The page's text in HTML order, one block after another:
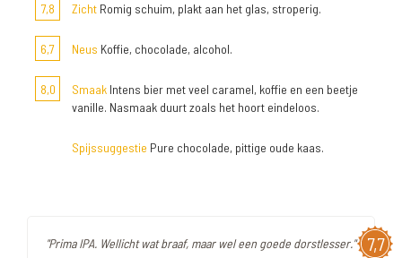
7,8
Zicht Romig schuim, plakt aan het glas, stroperig.
6,7 Neus Koffie, chocolade, alcohol.
8,0 Smaak Intens bier met veel caramel, koffie en een beetje
vanille. Nasmaak duurt zoals het hoort eindeloos.
Spijssuggestie Pure chocolade, pittige oude kaas.
7,7
"Prima IPA. Wellicht wat braaf, maar wel een goede dorstlesser."